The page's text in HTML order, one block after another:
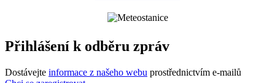
Přihlášení k odběru zpráv
Dostávejte informace z našeho webu prostřednictvím e-mailů